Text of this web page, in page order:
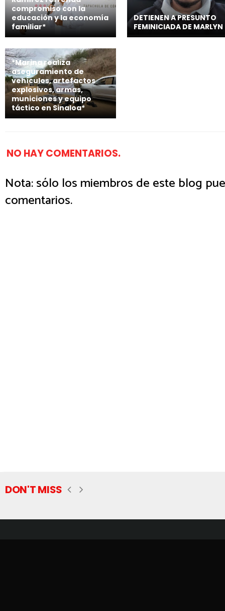
compromiso con la
educación y la economía
familiar*
DETIENEN A PRESUNTO
FEMINICIADA DE MARLYN
*Marina realiza
aseguramiento de
vehículos, artefactos
explosivos, armas,
municiones y equipo
táctico en Sinaloa*
NO HAY COMENTARIOS.
Nota: sólo los miembros de este blog
comentarios.
DON'T MISS